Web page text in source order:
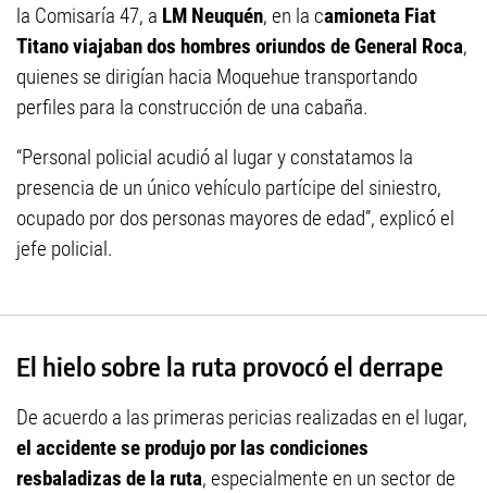
la Comisaría 47, a LM Neuquén, en la camioneta Fiat
Titano viajaban dos hombres oriundos de General Roca,
quienes se dirigían hacia Moquehue transportando
perfiles para la construcción de una cabaña.
“Personal policial acudió al lugar y constatamos la
presencia de un único vehículo partícipe del siniestro,
ocupado por dos personas mayores de edad”, explicó el
jefe policial.
El hielo sobre la ruta provocó el derrape
De acuerdo a las primeras pericias realizadas en el lugar,
el accidente se produjo por las condiciones
resbaladizas de la ruta, especialmente en un sector de